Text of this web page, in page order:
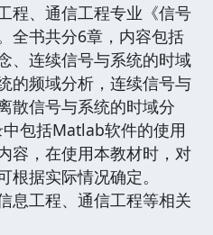
程、通信工程专业《信号
全书共分6章，内容包括
、连续信号与系统的时域
的频域分析，连续信号与
散信号与系统的时域分
包括Matlab软件的使用
容，在使用本教材时，对
据实际情况确定。
工程、通信工程等相关